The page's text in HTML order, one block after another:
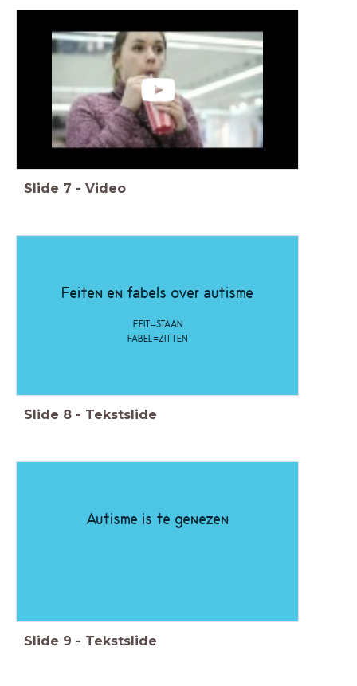
Slide 7 - Video
Feiten en fabels over autisme
FEIT=STAAN
FABEL=ZITTEN
Slide 8 - Tekstslide
Autisme is te genezen
Slide 9 - Tekstslide